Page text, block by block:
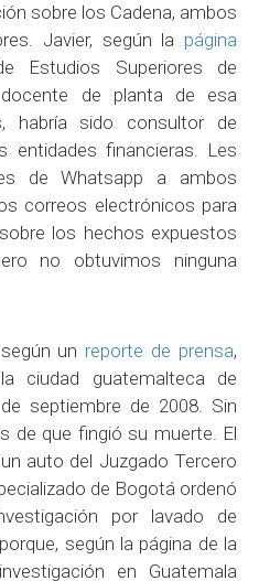
sobre los Cadena, ambos
Javier, según la página
Estudios Superiores de
de planta de esa
habría sido consultor de
entidades financieras. Les
de Whatsapp a ambos
correos electrónicos para
los hechos expuestos
no obtuvimos ninguna
un reporte de prensa,
ciudad guatemalteca de
septiembre de 2008. Sin
de que fingió su muerte. El
auto del Juzgado Tercero
de Bogotá ordenó
por lavado de
según la página de la
en Guatemala